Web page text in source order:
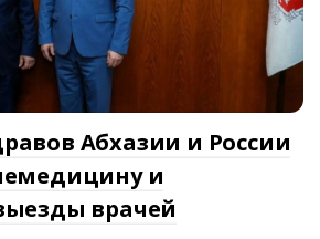
Абхазии и России
и
врачей